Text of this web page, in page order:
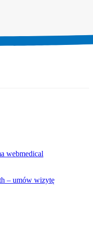
webmedical
– umów wizytę